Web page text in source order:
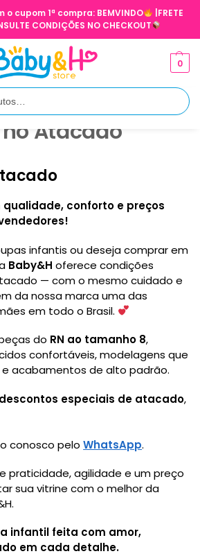
o cupom 1ª compra: BEMVINDO
|FRETE
CONDIÇÕES NO CHECKOUT
Pesquisar
0
Atacado
conforto e preços
infantis ou deseja comprar em
Baby&H oferece condições
— com o mesmo cuidado e
da nossa marca uma das
em todo o Brasil.
do RN ao tamanho 8,
confortáveis, modelagens que
acabamentos de alto padrão.
descontos especiais de atacado,
conosco peloWhatsApp.
praticidade, agilidade e um preço
sua vitrine com o melhor da
infantil feita com amor,
em cada detalhe.